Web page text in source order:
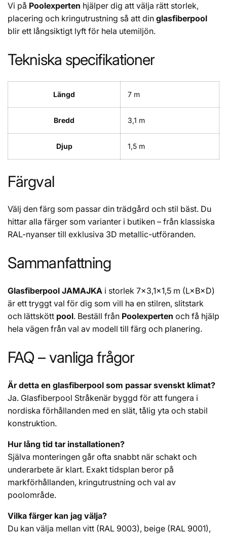
Vi på Poolexperten hjälper dig att välja rätt storlek,
placering och kringutrustning så att din glasfiberpool
blir ett långsiktigt lyft för hela utemiljön.
Tekniska specifikationer
Längd 7 m
Bredd 3,1 m
Djup 1,5 m
Färgval
Välj den färg som passar din trädgård och stil bäst. Du
hittar alla färger som varianter i butiken – från klassiska
RAL-nyanser till exklusiva 3D metallic-utföranden.
Sammanfattning
Glasfiberpool JAMAJKA i storlek 7×3,1×1,5 m (L×B×D)
är ett tryggt val för dig som vill ha en stilren, slitstark
och lättskött pool. Beställ från Poolexperten och få hjälp
hela vägen från val av modell till färg och planering.
FAQ – vanliga frågor
Är detta en glasfiberpool som passar svenskt klimat?
Ja. Glasfiberpool Stråkenär byggd för att fungera i
nordiska förhållanden med en slät, tålig yta och stabil
konstruktion.
Hur lång tid tar installationen?
Själva monteringen går ofta snabbt när schakt och
underarbete är klart. Exakt tidsplan beror på
markförhållanden, kringutrustning och val av
poolområde.
Vilka färger kan jag välja?
Du kan välja mellan vitt (RAL 9003), beige (RAL 9001),